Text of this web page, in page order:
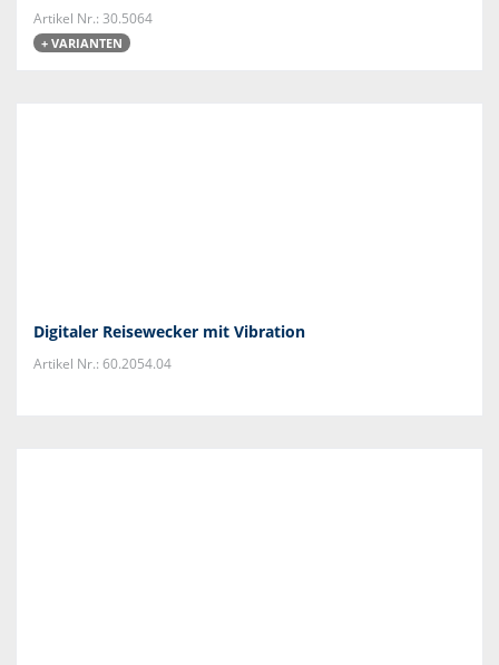
Artikel Nr.: 30.5064
+ VARIANTEN
Digitaler Reisewecker mit Vibration
Artikel Nr.: 60.2054.04